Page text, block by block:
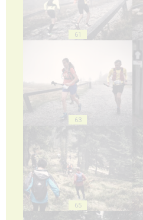
61
63
65